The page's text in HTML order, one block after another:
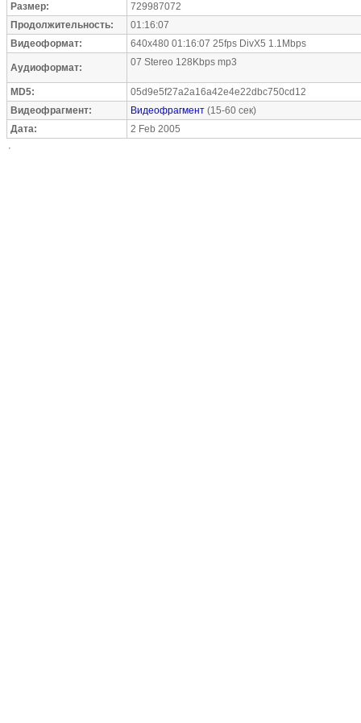
Размер:
729987072
Продолжительность:
01:16:07
Видеоформат:
640x480 01:16:07 25fps DivX5 1.1Mbps
Аудиоформат: 07 Stereo 128Kbps mp3
MD5:
05d9e5f27a2a16a42e4e22dbc750cd12
Видеофрагмент:
Видеофрагмент (15-60 сек)
Дата:
2 Feb 2005